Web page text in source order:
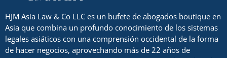
HJM Asia Law & Co LLC es un bufete de abogados boutique en
Asia que combina un profundo conocimiento de los sistemas
legales asiáticos con una comprensión occidental de la forma
de hacer negocios, aprovechando más de 22 años de